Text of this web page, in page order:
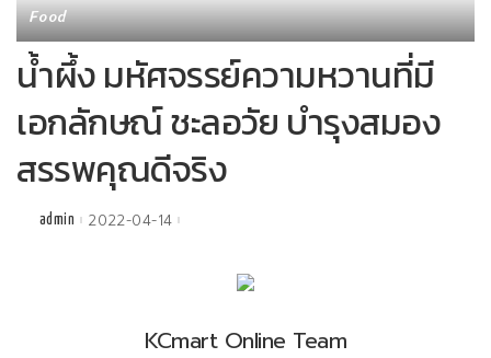
Food
น้ำผึ้ง มหัศจรรย์ความหวานที่มี
เอกลักษณ์ ชะลอวัย บำรุงสมอง
สรรพคุณดีจริง
Posted
admin 2022-04-14
KCmart Online Team